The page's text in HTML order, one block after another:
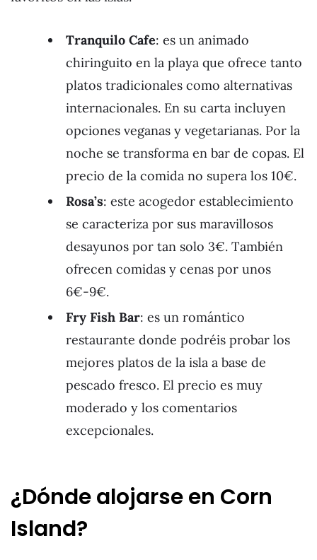
Tranquilo Cafe: es un animado
chiringuito en la playa que ofrece tanto
platos tradicionales como alternativas
internacionales. En su carta incluyen
opciones veganas y vegetarianas. Por la
noche se transforma en bar de copas. El
precio de la comida no supera los 10€.
Rosa’s: este acogedor establecimiento
se caracteriza por sus maravillosos
desayunos por tan solo 3€. También
ofrecen comidas y cenas por unos
6€-9€.
Fry Fish Bar: es un romántico
restaurante donde podréis probar los
mejores platos de la isla a base de
pescado fresco. El precio es muy
moderado y los comentarios
excepcionales.
¿Dónde alojarse en Corn
Island?